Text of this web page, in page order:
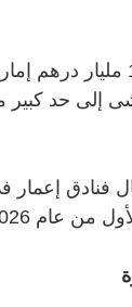
إلى حد كبير
فنادق إعمار